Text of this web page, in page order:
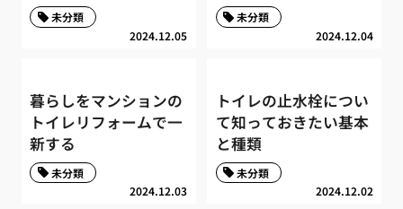
2024.12.05
未分類
2024.12.04
未分類
暮らしをマンションの
トイレリフォームで一
新する
2024.12.03
未分類
トイレの止水栓につい
て知っておきたい基本
と種類
2024.12.02
未分類